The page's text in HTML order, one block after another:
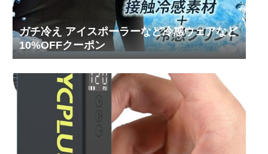
ガチ冷え アイスポーラーなど冷感ウェアなど
10%OFFクーポン